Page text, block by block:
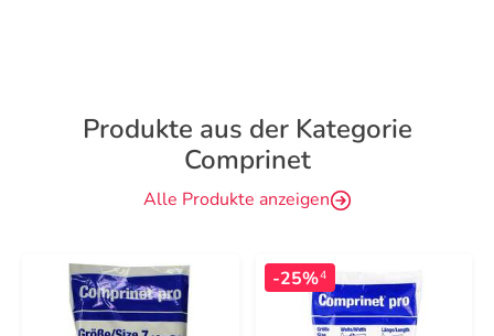
Produkte aus der Kategorie
Comprinet
Alle Produkte anzeigen
-25%4